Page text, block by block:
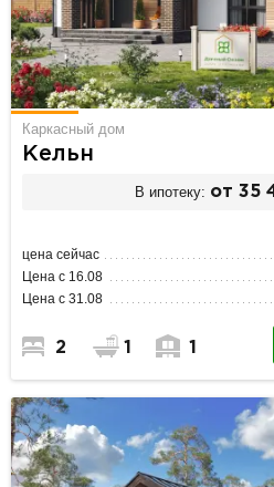
Каркасный дом
Кельн
В ипотеку: от 35
цена сейчас
Цена с 16.08
Цена с 31.08
2 1 1